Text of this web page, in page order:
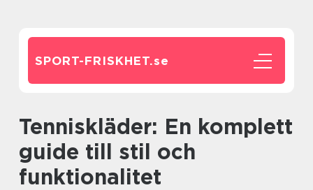
SPORT-FRISKHET.se
Tenniskläder: En komplett
guide till stil och
funktionalitet